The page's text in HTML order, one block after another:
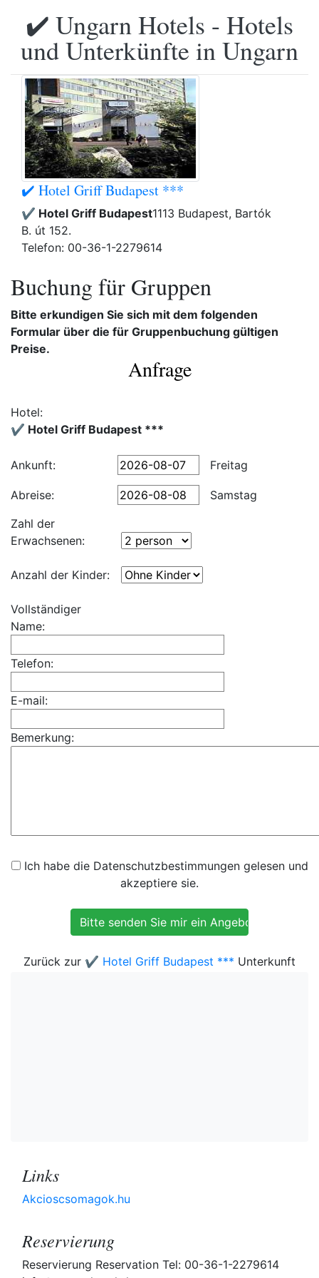
✔️ Ungarn Hotels - Hotels
und Unterkünfte in Ungarn
✔️ Hotel Griff Budapest ***
✔️ Hotel Griff Budapest1113 Budapest, Bartók
B. út 152.
Telefon: 00-36-1-2279614
Buchung für Gruppen
Bitte erkundigen Sie sich mit dem folgenden
Formular über die für Gruppenbuchung gültigen
Preise.
Anfrage
Hotel:
✔️ Hotel Griff Budapest ***
Ankunft: Freitag
Abreise:
Samstag
Zahl der
Erwachsenen:
Anzahl der Kinder:
Vollständiger
Name:
Telefon:
E-mail:
Bemerkung:
Ich habe die Datenschutzbestimmungen gelesen und
akzeptiere sie.
Zurück zur ✔️ Hotel Griff Budapest *** Unterkunft
Links
Akcioscsomagok.hu
Reservierung
Reservierung Reservation Tel: 00-36-1-2279614